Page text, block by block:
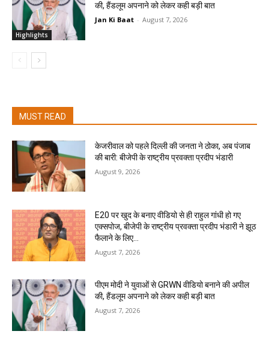
Highlights
की, हैंडलूम अपनाने को लेकर कही बड़ी बात
Jan Ki Baat - August 7, 2026
MUST READ
केजरीवाल को पहले दिल्ली की जनता ने ठोका, अब पंजाब
की बारी: बीजेपी के राष्ट्रीय प्रवक्ता प्रदीप भंडारी
August 9, 2026
E20 पर खुद के बनाए वीडियो से ही राहुल गांधी हो गए
एक्सपोज, बीजेपी के राष्ट्रीय प्रवक्ता प्रदीप भंडारी ने झूठ
फैलाने के लिए...
August 7, 2026
पीएम मोदी ने युवाओं से GRWN वीडियो बनाने की अपील
की, हैंडलूम अपनाने को लेकर कही बड़ी बात
August 7, 2026